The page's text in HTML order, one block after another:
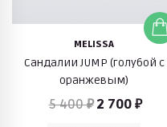
MELISSA
Сандалии JUMP (голубой с
оранжевым)
5 400 ₽ 2 700 ₽